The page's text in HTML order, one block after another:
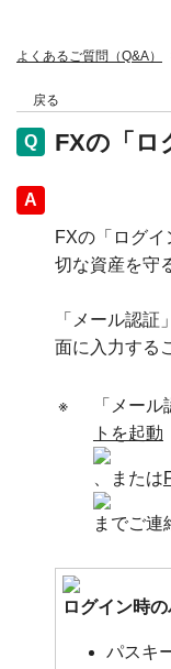
よくあるご質問（Q&A）
戻る
FXの「ロ
回答
FXの「ログ
切な資産を守
「メール認
面に入力する
※
「メー
トを起動
、または
までご連
ログイン時
パスキ